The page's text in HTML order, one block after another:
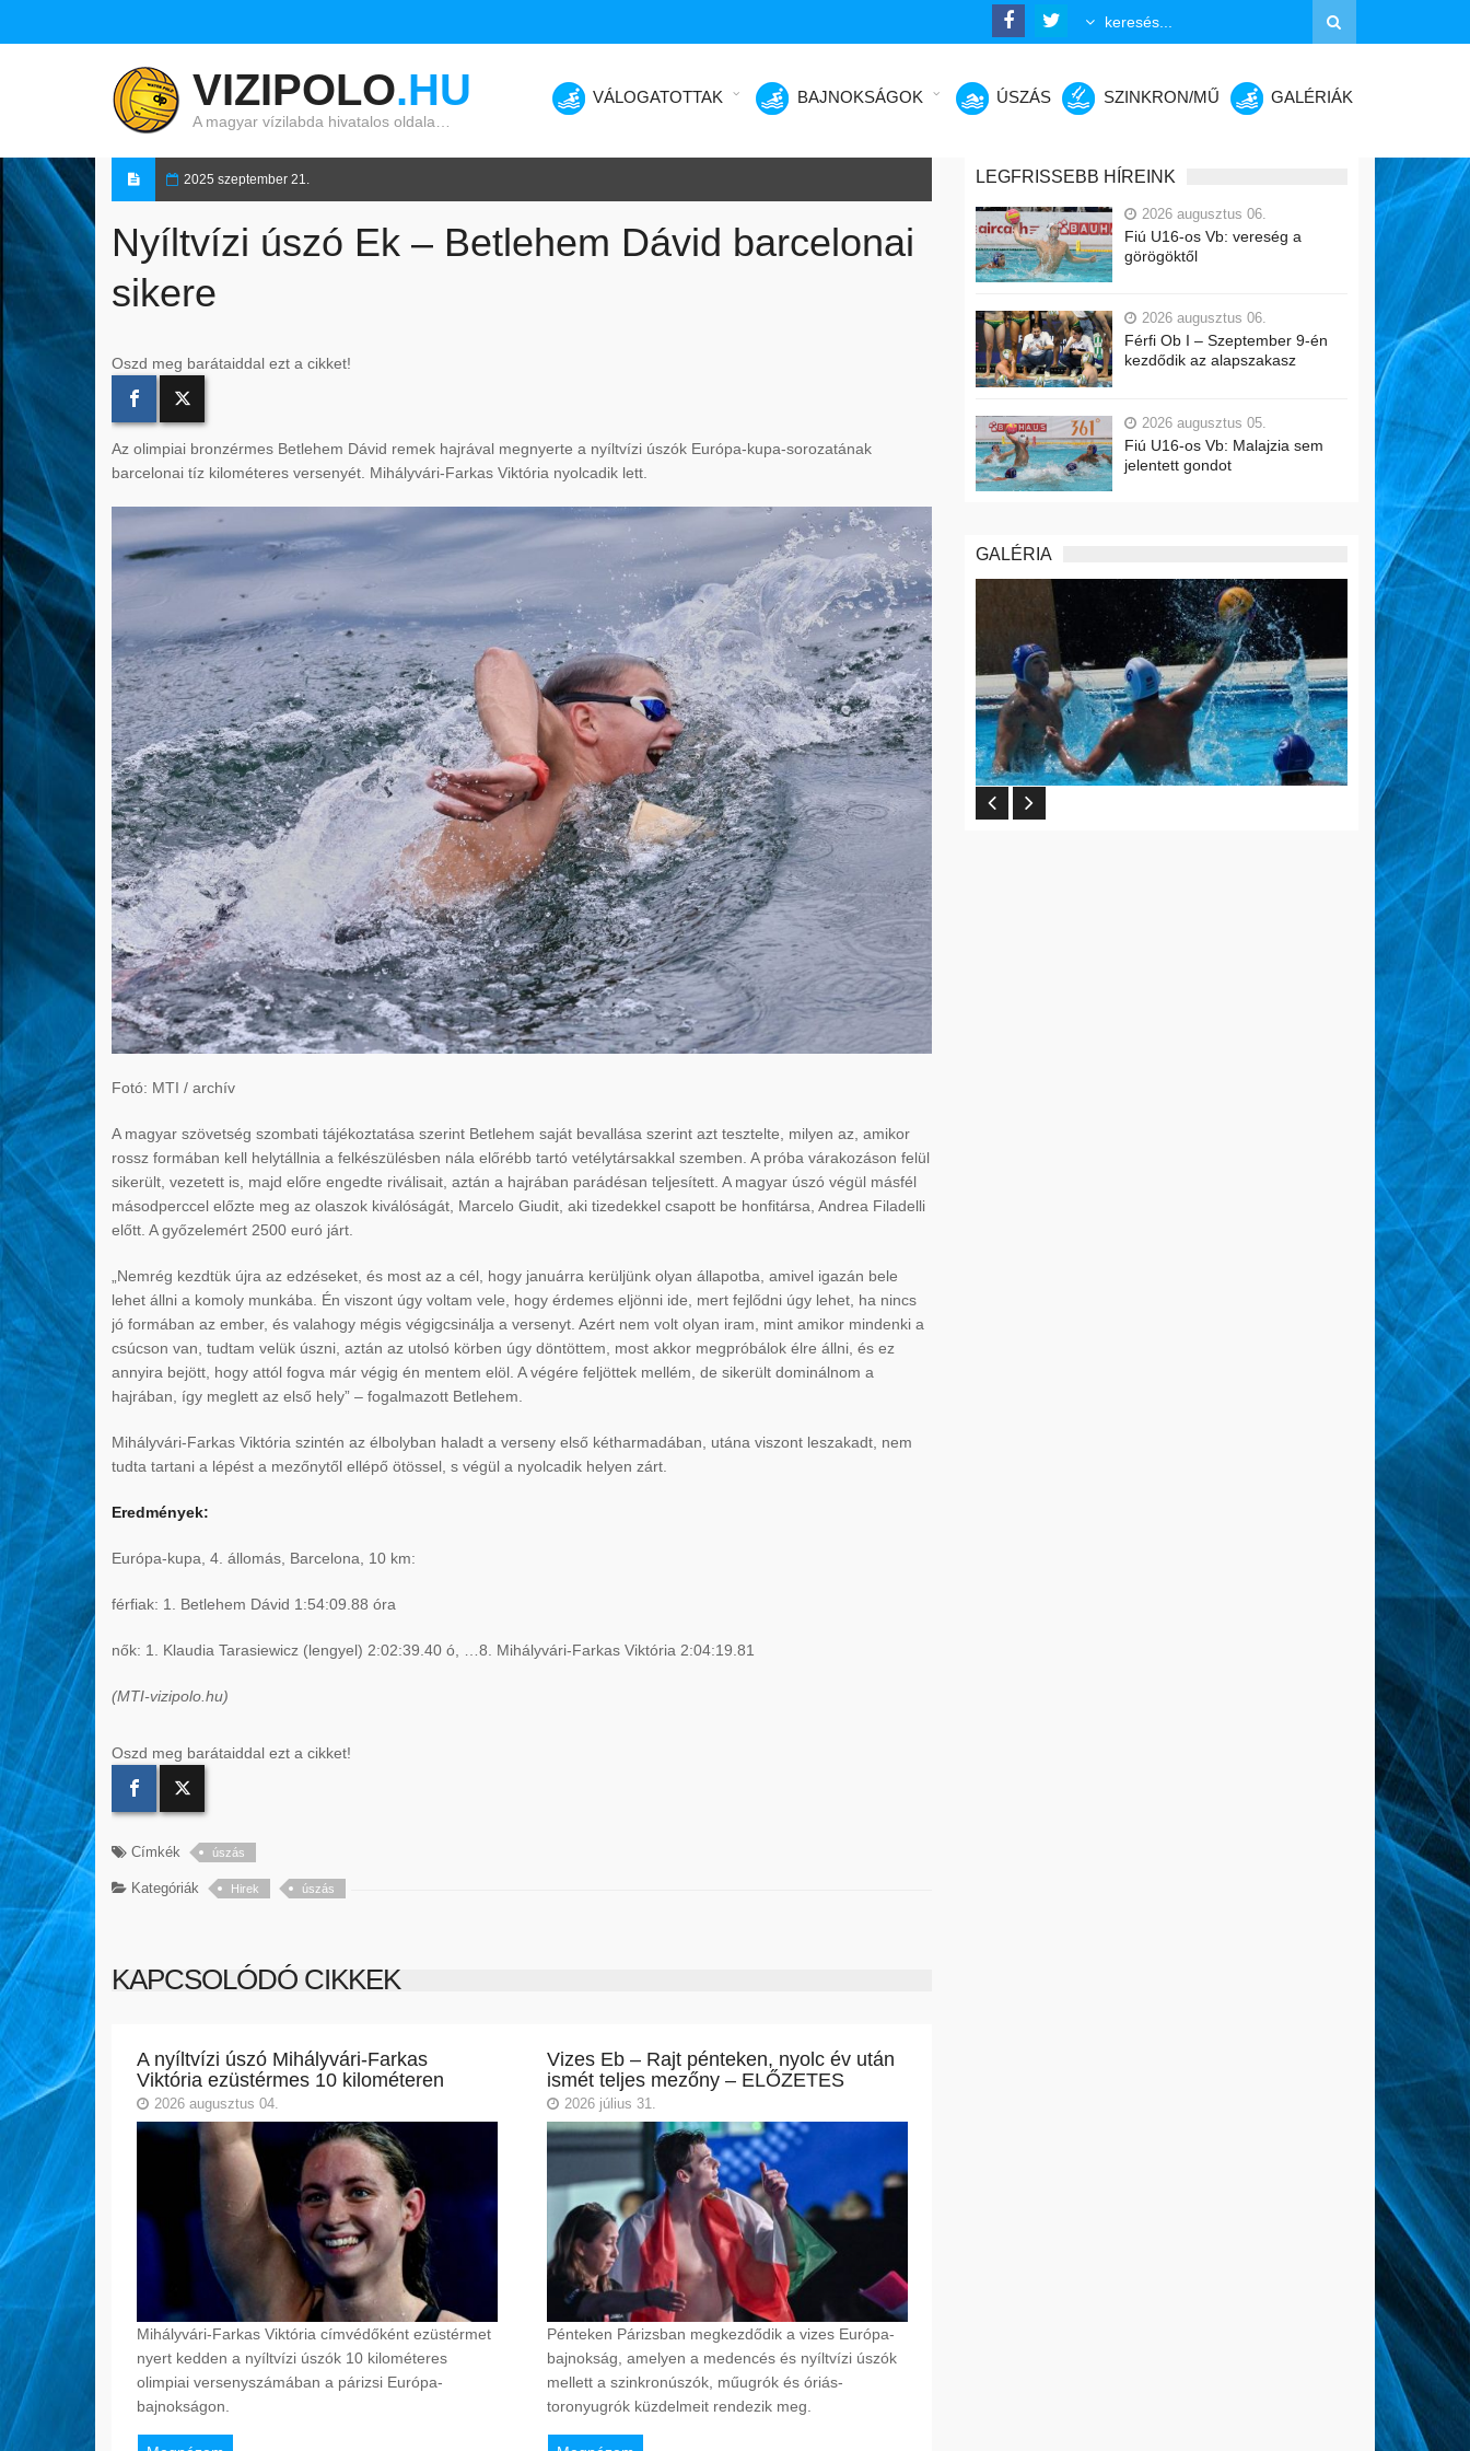
VIZIPOLO.HU
A magyar vízilabda hivatalos oldala…
VÁLOGATOTTAK BAJNOKSÁGOK ÚSZÁS SZINKRON/MŰ GALÉRIÁK
2025 szeptember 21.
Nyíltvízi úszó Ek – Betlehem Dávid barcelonai
sikere
Oszd meg barátaiddal ezt a cikket!
Az olimpiai bronzérmes Betlehem Dávid remek hajrával megnyerte a nyíltvízi úszók Európa-kupa-sorozatának
barcelonai tíz kilométeres versenyét. Mihályvári-Farkas Viktória nyolcadik lett.
Fotó: MTI / archív
A magyar szövetség szombati tájékoztatása szerint Betlehem saját bevallása szerint azt tesztelte, milyen az, amikor
rossz formában kell helytállnia a felkészülésben nála előrébb tartó vetélytársakkal szemben. A próba várakozáson felül
sikerült, vezetett is, majd előre engedte riválisait, aztán a hajrában parádésan teljesített. A magyar úszó végül másfél
másodperccel előzte meg az olaszok kiválóságát, Marcelo Giudit, aki tizedekkel csapott be honfitársa, Andrea Filadelli
előtt. A győzelemért 2500 euró járt.
„Nemrég kezdtük újra az edzéseket, és most az a cél, hogy januárra kerüljünk olyan állapotba, amivel igazán bele
lehet állni a komoly munkába. Én viszont úgy voltam vele, hogy érdemes eljönni ide, mert fejlődni úgy lehet, ha nincs
jó formában az ember, és valahogy mégis végigcsinálja a versenyt. Azért nem volt olyan iram, mint amikor mindenki a
csúcson van, tudtam velük úszni, aztán az utolsó körben úgy döntöttem, most akkor megpróbálok élre állni, és ez
annyira bejött, hogy attól fogva már végig én mentem elöl. A végére feljöttek mellém, de sikerült dominálnom a
hajrában, így meglett az első hely” – fogalmazott Betlehem.
Mihályvári-Farkas Viktória szintén az élbolyban haladt a verseny első kétharmadában, utána viszont leszakadt, nem
tudta tartani a lépést a mezőnytől ellépő ötössel, s végül a nyolcadik helyen zárt.
Eredmények:
Európa-kupa, 4. állomás, Barcelona, 10 km:
férfiak: 1. Betlehem Dávid 1:54:09.88 óra
nők: 1. Klaudia Tarasiewicz (lengyel) 2:02:39.40 ó, …8. Mihályvári-Farkas Viktória 2:04:19.81
(MTI-vizipolo.hu)
Oszd meg barátaiddal ezt a cikket!
Címkék úszás
Kategóriák Hirek úszás
KAPCSOLÓDÓ CIKKEK
A nyíltvízi úszó Mihályvári-Farkas
Viktória ezüstérmes 10 kilométeren
2026 augusztus 04.
Mihályvári-Farkas Viktória címvédőként ezüstérmet
nyert kedden a nyíltvízi úszók 10 kilométeres
olimpiai versenyszámában a párizsi Európa-
bajnokságon.
Vizes Eb – Rajt pénteken, nyolc év után
ismét teljes mezőny – ELŐZETES
2026 július 31.
Pénteken Párizsban megkezdődik a vizes Európa-
bajnokság, amelyen a medencés és nyíltvízi úszók
mellett a szinkronúszók, műugrók és óriás-
toronyugrók küzdelmeit rendezik meg.
LEGFRISSEBB HÍREINK
2026 augusztus 06.
Fiú U16-os Vb: vereség a
görögöktől
2026 augusztus 06.
Férfi Ob I – Szeptember 9-én
kezdődik az alapszakasz
2026 augusztus 05.
Fiú U16-os Vb: Malajzia sem
jelentett gondot
GALÉRIA